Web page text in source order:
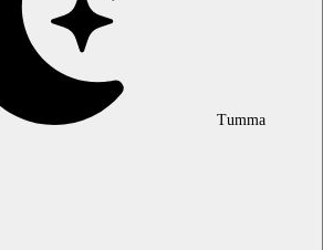
Tumma